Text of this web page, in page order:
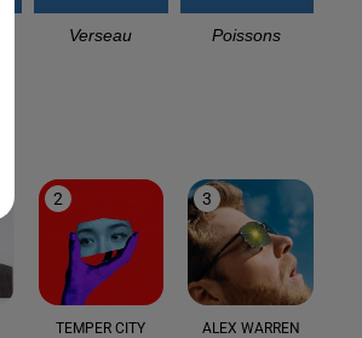
Verseau Poissons
2
TEMPER CITY
3
ALEX WARREN